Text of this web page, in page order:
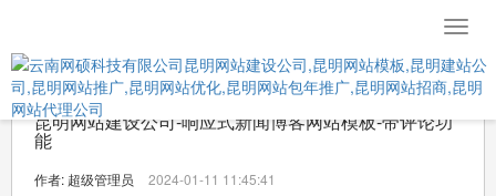
导
菜
单
昆明网站建设公司-响应式新闻博客网站模板-带评论功
能
作者: 超级管理员 2024-01-11 11:45:41